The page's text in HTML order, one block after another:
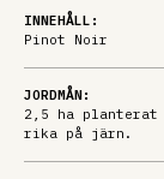
INNEHÅLL:
Pinot Noir
JORDMÅN:
2,5 ha planterat
rika på järn.